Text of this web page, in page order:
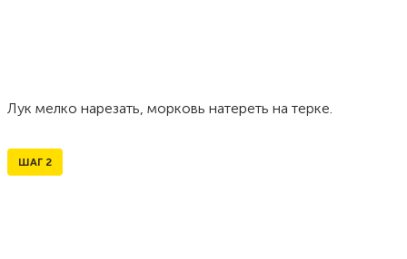
Лук мелко нарезать, морковь натереть на терке.
ШАГ 2